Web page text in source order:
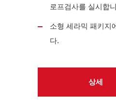
로프검사를 실시합
소형 세라믹 패키지
다.
상세